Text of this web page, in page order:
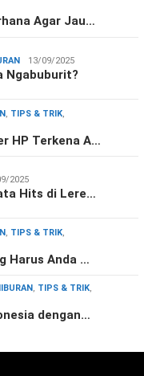
Agar Jau…
13/09/2025
Ngabuburit?
, TIPS & TRIK,
HP Terkena A…
2025
Hits di Lere…
, TIPS & TRIK,
Harus Anda …
, TIPS & TRIK,
dengan…